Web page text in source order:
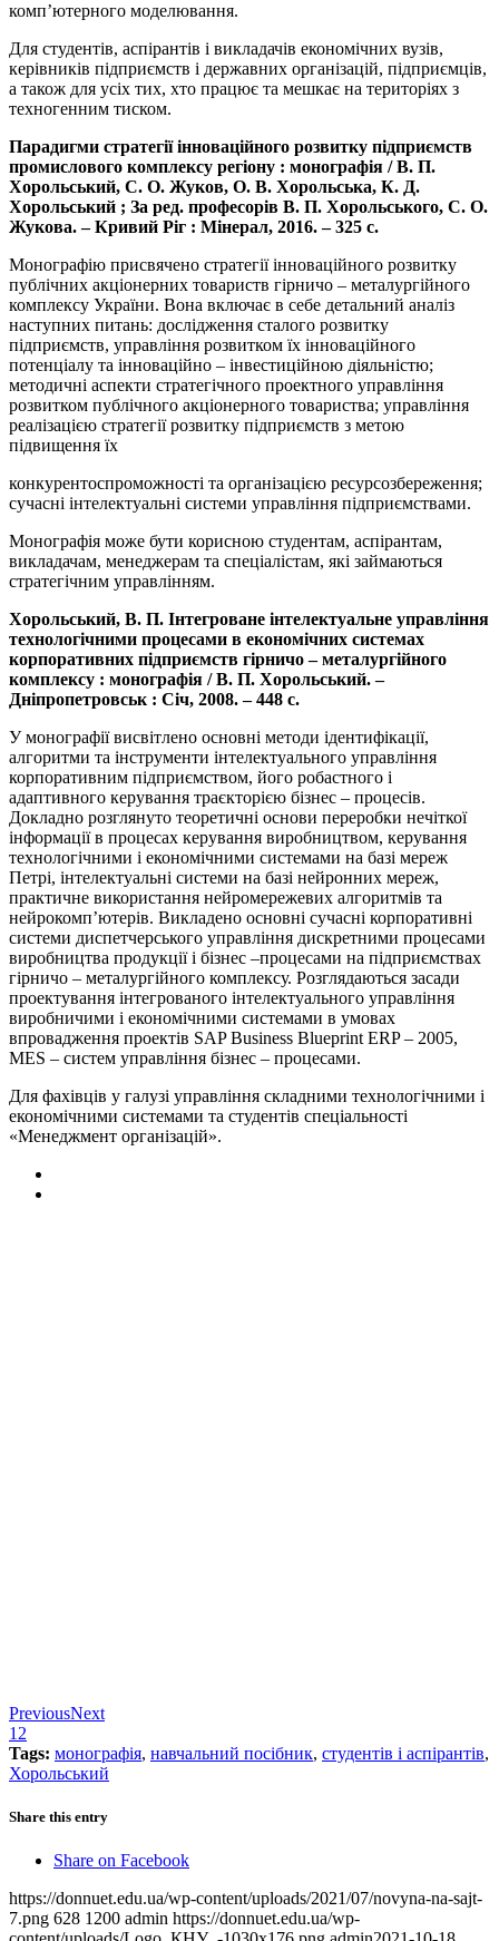
комп’ютерного моделювання.
Для студентів, аспірантів і викладачів економічних вузів,
керівників підприємств і державних організацій, підприємців,
а також для усіх тих, хто працює та мешкає на територіях з
техногенним тиском.
Парадигми стратегії інноваційного розвитку підприємств
промислового комплексу регіону : монографія / В. П.
Хорольський, С. О. Жуков, О. В. Хорольська, К. Д.
Хорольський ; За ред. професорів В. П. Хорольського, С. О.
Жукова. – Кривий Ріг : Мінерал, 2016. – 325 с.
Монографію присвячено стратегії інноваційного розвитку
публічних акціонерних товариств гірничо – металургійного
комплексу України. Вона включає в себе детальний аналіз
наступних питань: дослідження сталого розвитку
підприємств, управління розвитком їх інноваційного
потенціалу та інноваційно – інвестиційною діяльністю;
методичні аспекти стратегічного проектного управління
розвитком публічного акціонерного товариства; управління
реалізацією стратегії розвитку підприємств з метою
підвищення їх
конкурентоспроможності та організацією ресурсозбереження;
сучасні інтелектуальні системи управління підприємствами.
Монографія може бути корисною студентам, аспірантам,
викладачам, менеджерам та спеціалістам, які займаються
стратегічним управлінням.
Хорольський, В. П. Інтегроване інтелектуальне управління
технологічними процесами в економічних системах
корпоративних підприємств гірничо – металургійного
комплексу : монографія / В. П. Хорольський. –
Дніпропетровськ : Січ, 2008. – 448 с.
У монографії висвітлено основні методи ідентифікації,
алгоритми та інструменти інтелектуального управління
корпоративним підприємством, його робастного і
адаптивного керування траєкторією бізнес – процесів.
Докладно розглянуто теоретичні основи переробки нечіткої
інформації в процесах керування виробництвом, керування
технологічними і економічними системами на базі мереж
Петрі, інтелектуальні системи на базі нейронних мереж,
практичне використання нейромережевих алгоритмів та
нейрокомп’ютерів. Викладено основні сучасні корпоративні
системи диспетчерського управління дискретними процесами
виробництва продукції і бізнес –процесами на підприємствах
гірничо – металургійного комплексу. Розглядаються засади
проектування інтегрованого інтелектуального управління
виробничими і економічними системами в умовах
впровадження проектів SAP Business Blueprint ERP – 2005,
MES – систем управління бізнес – процесами.
Для фахівців у галузі управління складними технологічними і
економічними системами та студентів спеціальності
«Менеджмент організацій».
PreviousNext
1 2
Tags: монографія, навчальний посібник, студентів і аспірантів,
Хорольський
Share this entry
Share on Facebook
https://donnuet.edu.ua/wp-content/uploads/2021/07/novyna-na-sajt-
7.png 628 1200 admin https://donnuet.edu.ua/wp-